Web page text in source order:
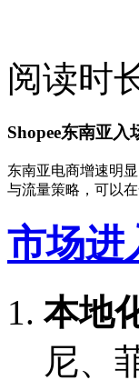
阅读时
Shopee东南亚入
东南亚电商增速明
与流量策略，可以
市场进
本地
尼、